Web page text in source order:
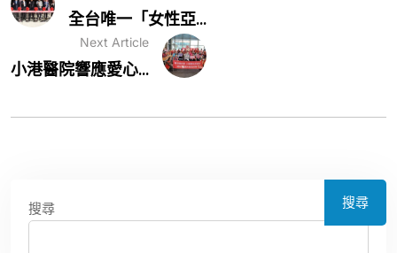
全台唯一「女性亞...
Next Article
小港醫院響應愛心...
搜尋 搜尋